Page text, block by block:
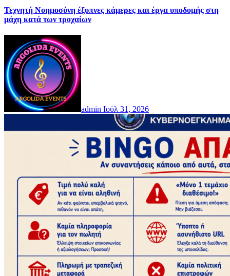
Τεχνητή Νοημοσύνη έξυπνες κάμερες και έργα υποδομής στη
μάχη κατά των τροχαίων
admin Ιούλ 31, 2026